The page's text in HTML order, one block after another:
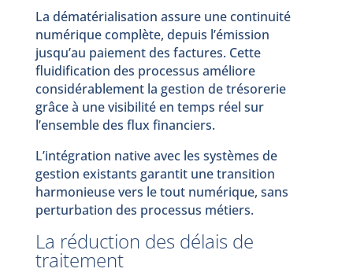
La dématérialisation assure une continuité
numérique complète, depuis l’émission
jusqu’au paiement des factures. Cette
fluidification des processus améliore
considérablement la gestion de trésorerie
grâce à une visibilité en temps réel sur
l’ensemble des flux financiers.
L’intégration native avec les systèmes de
gestion existants garantit une transition
harmonieuse vers le tout numérique, sans
perturbation des processus métiers.
La réduction des délais de
traitement